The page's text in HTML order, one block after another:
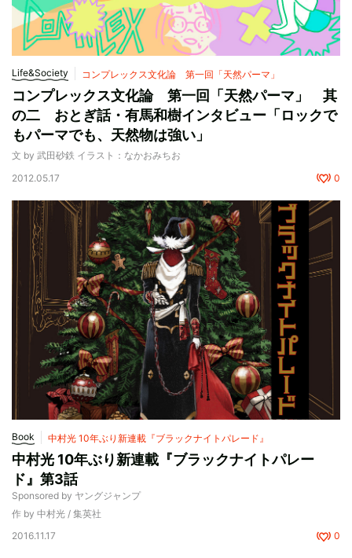
Life&Society コンプレックス文化論 第一回「天然パーマ」
コンプレックス文化論 第一回「天然パーマ」 其
の二 おとぎ話・有馬和樹インタビュー「ロックで
もパーマでも、天然物は強い」
文 by 武田砂鉄 イラスト：なかおみちお
2012.05.17
0
Book 中村光 10年ぶり新連載『ブラックナイトパレード』
中村光 10年ぶり新連載『ブラックナイトパレー
ド』第3話
Sponsored by ヤングジャンプ
作 by 中村光 / 集英社
2016.11.17
0